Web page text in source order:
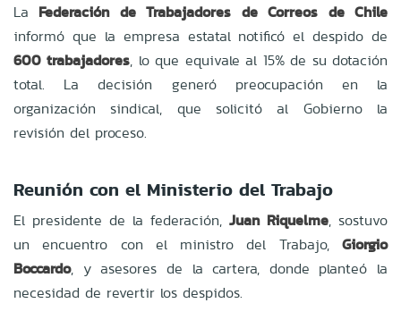
La Federación de Trabajadores de Correos de Chile
informó que la empresa estatal notificó el despido de
600 trabajadores, lo que equivale al 15% de su dotación
total. La decisión generó preocupación en la
organización sindical, que solicitó al Gobierno la
revisión del proceso.
Reunión con el Ministerio del Trabajo
El presidente de la federación, Juan Riquelme, sostuvo
un encuentro con el ministro del Trabajo, Giorgio
Boccardo, y asesores de la cartera, donde planteó la
necesidad de revertir los despidos.